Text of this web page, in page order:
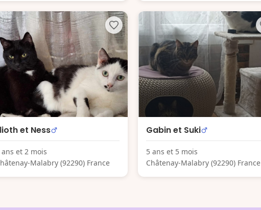
et Ness
ans et 2 mois
Malabry (92290) France
Gabin et Suki
5 ans et 5 mois
Châtenay-Malabry (92290) France